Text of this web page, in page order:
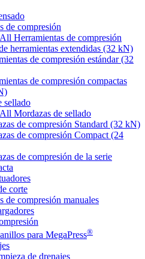
de compresión
Herramientas de compresión
herramientas extendidas (32 kN)
de compresión estándar (32
de compresión compactas
sellado
Mordazas de sellado
de compresión Standard (32 kN)
de compresión Compact (24
de compresión de la serie
corte
de compresión manuales
para MegaPress®
de drenajes